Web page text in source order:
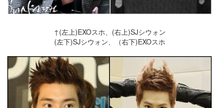
↑(左上)EXOスホ、(右上)SJシウォン
(左下)SJシウォン、（右下)EXOスホ